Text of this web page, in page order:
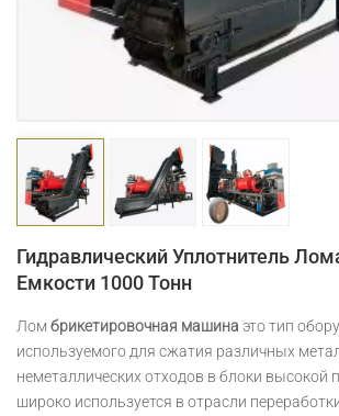
العربية
日本語
Гидравлический Уплотнитель
Емкости 1000 Тонн
Лом брикетировочная машина это тип
используемого для сжатия различных
неметаллических отходов в блоки высокой
широко используется в отрасли